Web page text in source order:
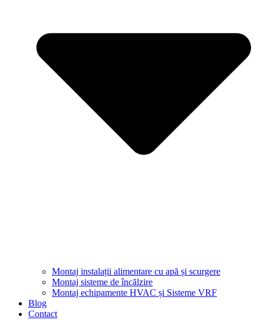
Montaj instalații alimentare cu apă și scurgere
Montaj sisteme de încălzire
Montaj echipamente HVAC și Sisteme VRF
Blog
Contact